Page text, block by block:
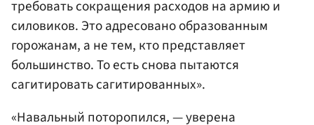
требовать сокращения расходов на армию и
силовиков. Это адресовано образованным
горожанам, а не тем, кто представляет
большинство. То есть снова пытаются
сагитировать сагитированных».
«Навальный поторопился, — уверена